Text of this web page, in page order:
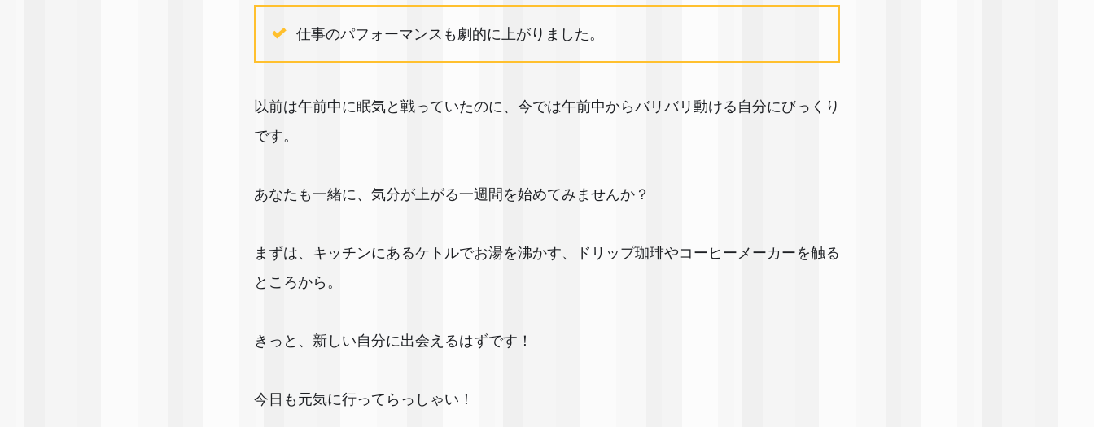
仕事のパフォーマンスも劇的に上がりました。
以前は午前中に眠気と戦っていたのに、今では午前中からバリバリ動ける自分にびっくり
です。
あなたも一緒に、気分が上がる一週間を始めてみませんか？
まずは、キッチンにあるケトルでお湯を沸かす、ドリップ珈琲やコーヒーメーカーを触る
ところから。
きっと、新しい自分に出会えるはずです！
今日も元気に行ってらっしゃい！